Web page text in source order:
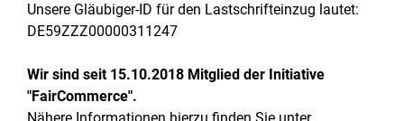
Unsere Gläubiger-ID für den Lastschrifteinzug lautet:
DE59ZZZ00000311247
Wir sind seit 15.10.2018 Mitglied der Initiative
"FairCommerce".